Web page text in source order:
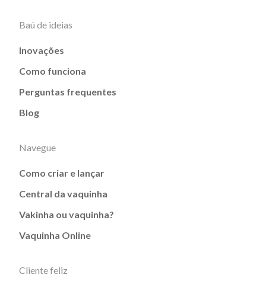
Baú de ideias
Inovações
Como funciona
Perguntas frequentes
Blog
Navegue
Como criar e lançar
Central da vaquinha
Vakinha ou vaquinha?
Vaquinha Online
Cliente feliz